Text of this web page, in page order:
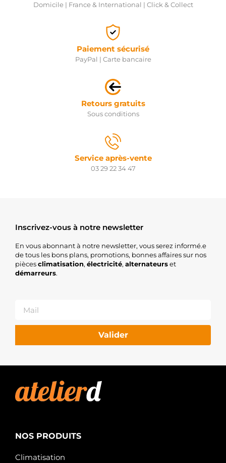
Domicile | France & International | Click & Collect
Paiement sécurisé
PayPal | Carte bancaire
Retours gratuits
Sous conditions
Service après-vente
03 29 22 34 47
Inscrivez-vous à notre newsletter
En vous abonnant à notre newsletter, vous serez informé.e
de tous les bons plans, promotions, bonnes affaires sur nos
piècesclimatisation, électricité, alternateurset
démarreurs.
Valider
NOS PRODUITS
Climatisation